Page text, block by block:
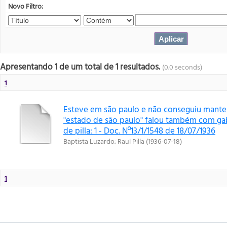
Novo Filtro:
Apresentando 1 de um total de 1 resultados. (0.0 seconds)
1
Esteve em são paulo e não conseguiu
"estado de são paulo" falou também com
de pilla: 1 - Doc. Nº13/1/1548 de 18/07/1936
Baptista Luzardo;Raul Pilla (1936-07-18)
1